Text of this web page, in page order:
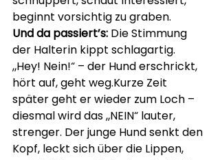
beginnt vorsichtig zu graben.
Und da passiert’s: Die Stimmung
der Halterin kippt schlagartig.
„Hey! Nein!“ – der Hund erschrickt,
hört auf, geht weg.Kurze Zeit
später geht er wieder zum Loch –
diesmal wird das „NEIN“ lauter,
strenger. Der junge Hund senkt den
Kopf, leckt sich über die Lippen,